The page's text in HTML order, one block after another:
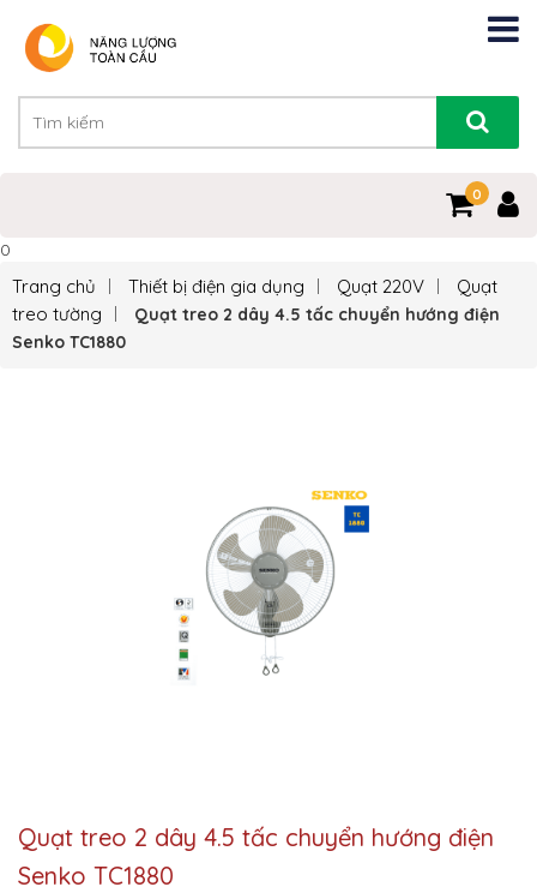
0
0
Trang chủ Thiết bị điện gia dụng Quạt 220V
Quạt
treo tường
Quạt treo 2 dây 4.5 tấc chuyển hướng điện
Senko TC1880
Quạt treo 2 dây 4.5 tấc chuyển hướng điện
Senko TC1880